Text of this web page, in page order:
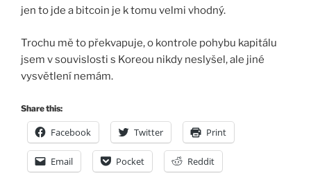
jen to jde a bitcoin je k tomu velmi vhodný.
Trochu mě to překvapuje, o kontrole pohybu kapitálu
jsem v souvislosti s Koreou nikdy neslyšel, ale jiné
vysvětlení nemám.
Share this:
Facebook Twitter Print
Email Pocket Reddit